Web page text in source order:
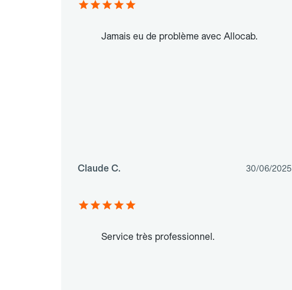
Jamais eu de problème avec Allocab.
Claude C. 30/06/2025
Service très professionnel.